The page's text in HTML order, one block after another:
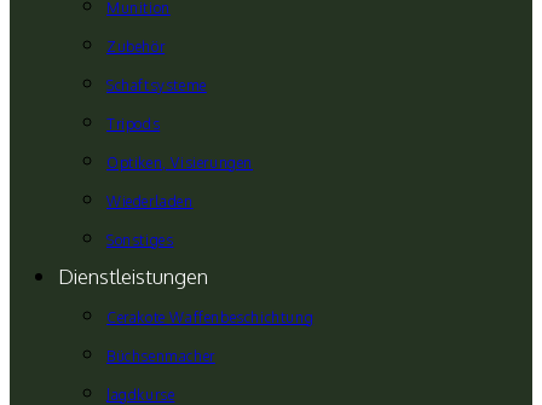
Munition
Zubehör
Schaftsysteme
Tripods
Optiken, Visierungen
Wiederladen
Sonstiges
Dienstleistungen
Cerakote Waffenbeschichtung
Büchsenmacher
Jagdkurse